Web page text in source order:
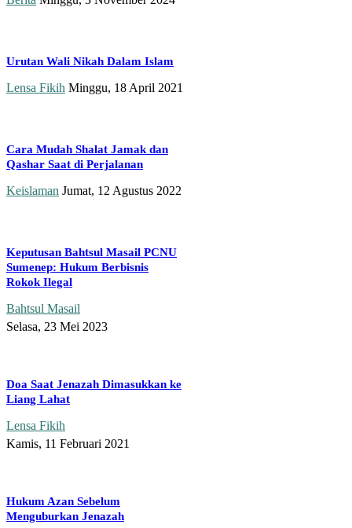
Urutan Wali Nikah Dalam Islam
Lensa Fikih Minggu, 18 April 2021
Cara Mudah Shalat Jamak dan
Qashar Saat di Perjalanan
Keislaman Jumat, 12 Agustus 2022
Keputusan Bahtsul Masail PCNU
Sumenep: Hukum Berbisnis
Rokok Ilegal
Bahtsul Masail
Selasa, 23 Mei 2023
Doa Saat Jenazah Dimasukkan ke
Liang Lahat
Lensa Fikih
Kamis, 11 Februari 2021
Hukum Azan Sebelum
Menguburkan Jenazah